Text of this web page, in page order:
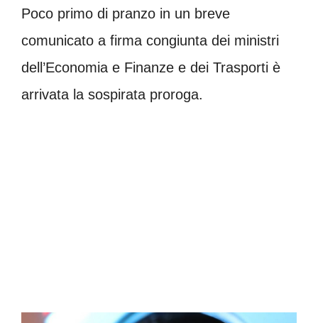
Poco primo di pranzo in un breve
comunicato a firma congiunta dei ministri
dell’Economia e Finanze e dei Trasporti è
arrivata la sospirata proroga.